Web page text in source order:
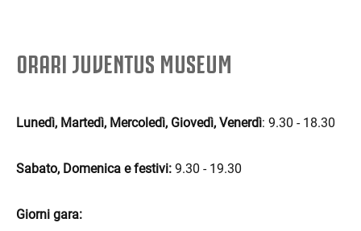
ORARI JUVENTUS MUSEUM
Lunedì, Martedì, Mercoledì, Giovedì, Venerdì: 9.30 - 18.30
Sabato, Domenica e festivi: 9.30 - 19.30
Giorni gara: